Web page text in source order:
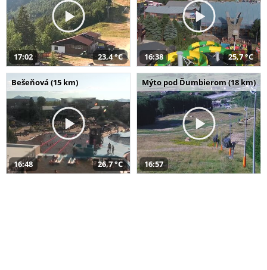
17:02 23,4 °C 16:38 25,7 °C
Bešeňová (15 km)
16:48 26,7 °C
Mýto pod Ďumbierom (18 km)
16:57